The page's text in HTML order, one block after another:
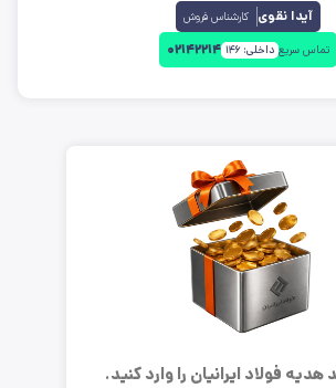
آیدا نقوی کارشناس فروش
تماس سریع داخلی:۱۴۶ ۰۲۱۴۲۲۱۴
هدیه فولاد ایرانیان را وارد کنید.